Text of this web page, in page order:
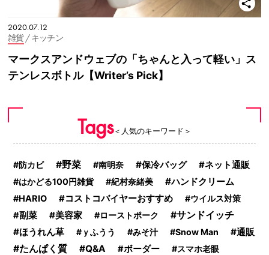
2020.07.12
雑貨/ キッチン
マークスアンドウェブの「ちゃんと入って軽い」ス
テンレスボトル【Writer’s Pick】
Tags＜人気のキーワード＞
防カビ 野菜 南明奈 保冷バッグ ネット通販
はかどる100円雑貨 紀村奈緒美 ハンドクリーム
HARIO コストコバイヤーおすすめ ウイルス対策
副菜 美容家 ローストポーク
サンドイッチ
ほうれん草
ｙふうう みそ汁 Snow Man
通販
たんぱく質
Q&A ボーダー スマホ老眼